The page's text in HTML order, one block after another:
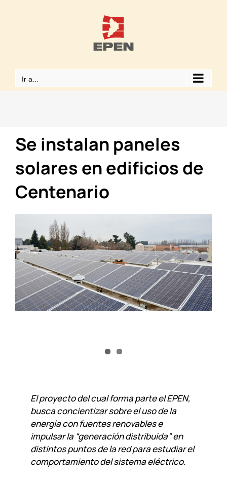
Ir a...
Se instalan paneles
solares en edificios de
Centenario
El proyecto del cual forma parte el EPEN,
busca concientizar sobre el uso de la
energía con fuentes renovables e
impulsar la “generación distribuida” en
distintos puntos de la red para estudiar el
comportamiento del sistema eléctrico.